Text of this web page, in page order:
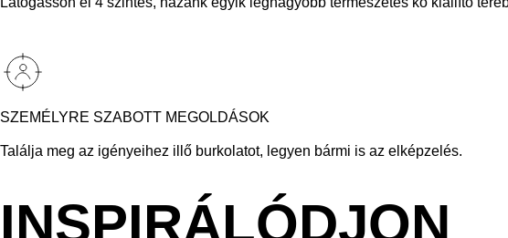
SZEMÉLYRE SZABOTT MEGOLDÁSOK
Találja meg az igényeihez illő burkolatot, legyen bármi is az elképzelés.
INSPIRÁLÓDJON